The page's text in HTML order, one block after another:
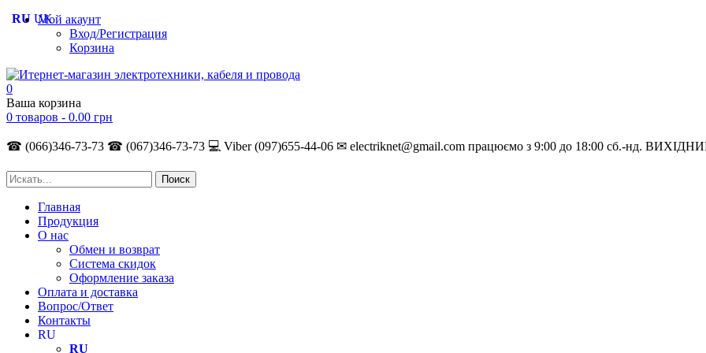
Мой акаунт
Вход/Регистрация
Корзина
0
Ваша корзина
0 товаров - 0.00 грн
☎ (066)346-73-73 ☎ (067)346-73-73 💻 Viber (097)655-44-06 ✉ electriknet@gmail.com працюємо з 9:00 до 18:00 сб.-нд.
Главная
Продукция
О нас
Обмен и возврат
Система скидок
Оформление заказа
Оплата и доставка
Вопрос/Ответ
Контакты
RU
RU
RU UK